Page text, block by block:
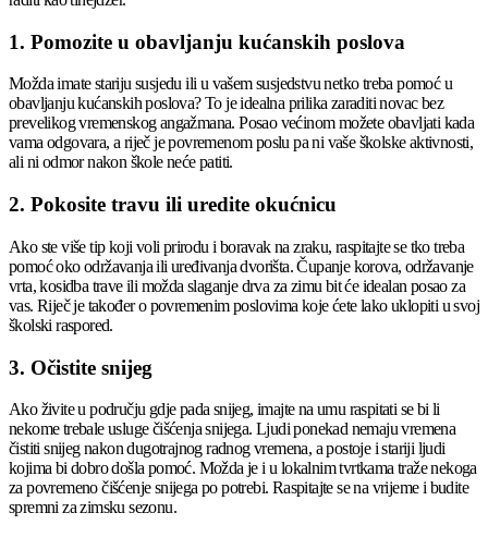
1. Pomozite u obavljanju kućanskih poslova
Možda imate stariju susjedu ili u vašem susjedstvu netko treba pomoć u
obavljanju kućanskih poslova? To je idealna prilika zaraditi novac bez
prevelikog vremenskog angažmana. Posao većinom možete obavljati kada
vama odgovara, a riječ je povremenom poslu pa ni vaše školske aktivnosti,
ali ni odmor nakon škole neće patiti.
2. Pokosite travu ili uredite okućnicu
Ako ste više tip koji voli prirodu i boravak na zraku, raspitajte se tko treba
pomoć oko održavanja ili uređivanja dvorišta. Čupanje korova, održavanje
vrta, kosidba trave ili možda slaganje drva za zimu bit će idealan posao za
vas. Riječ je također o povremenim poslovima koje ćete lako uklopiti u svoj
školski raspored.
3. Očistite snijeg
Ako živite u području gdje pada snijeg, imajte na umu raspitati se bi li
nekome trebale usluge čišćenja snijega. Ljudi ponekad nemaju vremena
čistiti snijeg nakon dugotrajnog radnog vremena, a postoje i stariji ljudi
kojima bi dobro došla pomoć. Možda je i u lokalnim tvrtkama traže nekoga
za povremeno čišćenje snijega po potrebi. Raspitajte se na vrijeme i budite
spremni za zimsku sezonu.